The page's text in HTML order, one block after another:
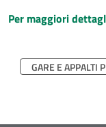
Per maggiori
GARE E APPALTI